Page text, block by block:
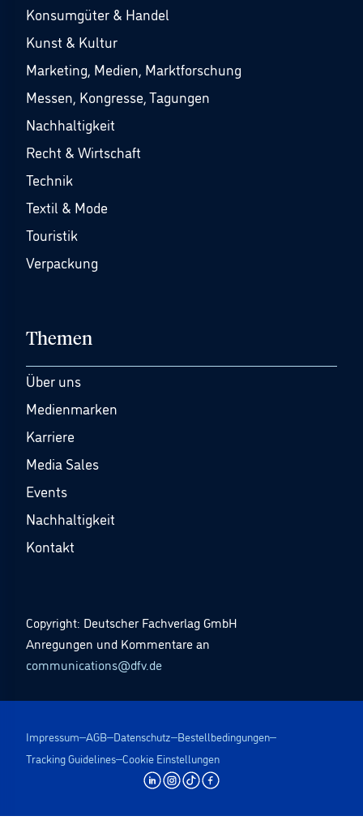
Konsumgüter & Handel
Kunst & Kultur
Marketing, Medien, Marktforschung
Messen, Kongresse, Tagungen
Nachhaltigkeit
Recht & Wirtschaft
Technik
Textil & Mode
Touristik
Verpackung
Themen
Über uns
Medienmarken
Karriere
Media Sales
Events
Nachhaltigkeit
Kontakt
Copyright: Deutscher Fachverlag GmbH
Anregungen und Kommentare an
communications@dfv.de
Impressum AGB Datenschutz Bestellbedingungen
Tracking Guidelines Cookie Einstellungen